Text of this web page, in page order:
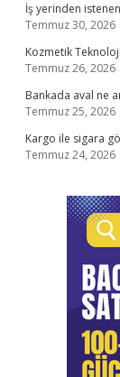
İş yerinden
Temmuz 30, 2026
Kozmetik
Temmuz 26, 2026
Bankada aval ne
Temmuz 25, 2026
Kargo ile sigara
Temmuz 24, 2026